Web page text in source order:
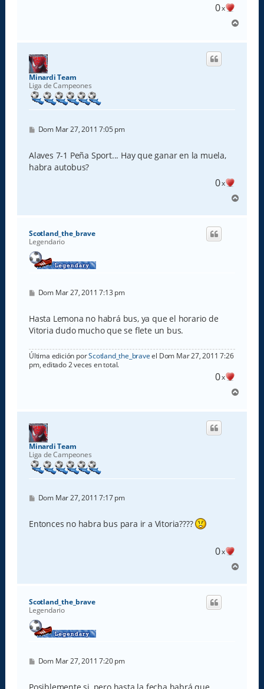
0x
r
Minardi Team
Liga de Campeones
M
s
a
j
Dom Mar 27, 2011 7:05 pm
Alaves 7-1 Peña Sport... Hay que ganar en la muela,
habra autobus?
0x
r
Scotland_the_brave
Legendario
M
s
a
j
Dom Mar 27, 2011 7:13 pm
Hasta Lemona no habrá bus, ya que el horario de
Vitoria dudo mucho que se flete un bus.
Última edición porScotland_the_braveel Dom Mar 27, 2011 7:26
pm, editado 2 veces en total.
0x
r
Minardi Team
Liga de Campeones
M
s
a
Dom Mar 27, 2011 7:17 pm
Entonces no habra bus para ir a Vitoria????
0x
r
Scotland_the_brave
Legendario
M
s
Dom Mar 27, 2011 7:20 pm